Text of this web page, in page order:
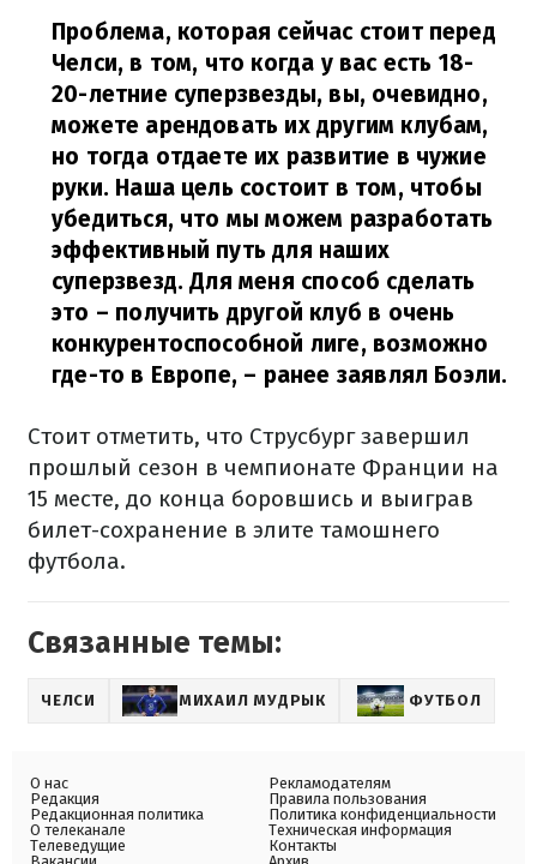
Проблема, которая сейчас стоит перед
Челси, в том, что когда у вас есть 18-
20-летние суперзвезды, вы, очевидно,
можете арендовать их другим клубам,
но тогда отдаете их развитие в чужие
руки. Наша цель состоит в том, чтобы
убедиться, что мы можем разработать
эффективный путь для наших
суперзвезд. Для меня способ сделать
это – получить другой клуб в очень
конкурентоспособной лиге, возможно
где-то в Европе, – ранее заявлял Боэли.
Стоит отметить, что Струсбург завершил
прошлый сезон в чемпионате Франции на
15 месте, до конца боровшись и выиграв
билет-сохранение в элите тамошнего
футбола.
Связанные темы:
ЧЕЛСИ МИХАИЛ МУДРЫК ФУТБОЛ
О нас
Редакция
Редакционная политика
О телеканале
Телеведущие
Рекламодателям
Правила пользования
Политика конфиденциальности
Техническая информация
Контакты